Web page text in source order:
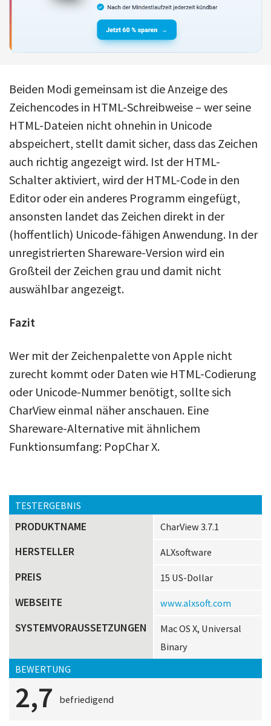
Beiden Modi gemeinsam ist die Anzeige des
Zeichencodes in HTML-Schreibweise – wer seine
HTML-Dateien nicht ohnehin in Unicode
abspeichert, stellt damit sicher, dass das Zeichen
auch richtig angezeigt wird. Ist der HTML-
Schalter aktiviert, wird der HTML-Code in den
Editor oder ein anderes Programm eingefügt,
ansonsten landet das Zeichen direkt in der
(hoffentlich) Unicode-fähigen Anwendung. In der
unregistrierten Shareware-Version wird ein
Großteil der Zeichen grau und damit nicht
auswählbar angezeigt.
Fazit
Wer mit der Zeichenpalette von Apple nicht
zurecht kommt oder Daten wie HTML-Codierung
oder Unicode-Nummer benötigt, sollte sich
CharView einmal näher anschauen. Eine
Shareware-Alternative mit ähnlichem
Funktionsumfang: PopChar X.
TESTERGEBNIS
PRODUKTNAME CharView 3.7.1
HERSTELLER ALXsoftware
PREIS 15 US-Dollar
WEBSEITE www.alxsoft.com
SYSTEMVORAUSSETZUNGEN
Mac OS X, Universal
Binary
BEWERTUNG
2,7 befriedigend